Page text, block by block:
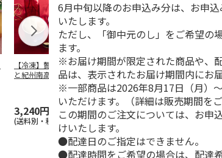
【冷凍】贅沢まるご
と紀州南高梅入り氷
3,240円
(送料別・税込)
【冷凍】なかほら牧
場自然放牧ジャージ
牛乳アイス 8個セッ
ト…
5.0（2）
5,100円
(送料・税込)
【冷凍】なか
場自然放牧ジ
牛乳ミルクア
個セ
…
3.0（1）
3,900円
(送料・税込)
6月中旬以降のお申込み分は、お申
いたします。
ただし、「御中元のし」をご希望の
ます。
※お届け期間が限定された商品や、
品は、表示されたお届け期間内にお
※一部商品は2026年8月17日（月）
いただけます。（詳細は販売期間を
この期間のご注文については、お申
けいたします。
●配達日のご指定はできません。
●配達時間をご希望の場合は、配達